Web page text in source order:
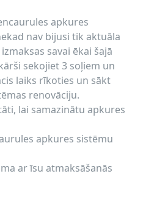
apkures
nav bijusi tik aktuāla
savai ēkai šajā
sekojiet 3 soļiem un
laiks rīkoties un sākt
renovāciju.
lai samazinātu apkures
apkures sistēmu
ar īsu atmaksāšanās